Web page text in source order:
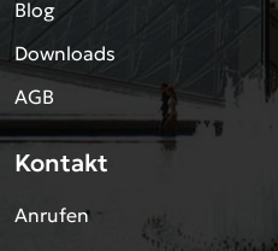
Blog
Downloads
AGB
Kontakt
Anrufen